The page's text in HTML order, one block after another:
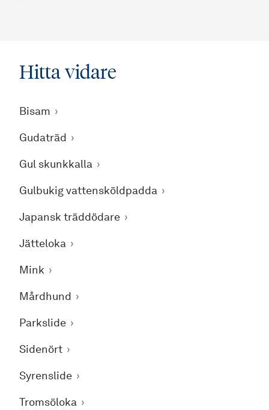
Hitta vidare
Bisam
Gudaträd
Gul skunkkalla
Gulbukig vattensköldpadda
Japansk träddödare
Jätteloka
Mink
Mårdhund
Parkslide
Sidenört
Syrenslide
Tromsöloka